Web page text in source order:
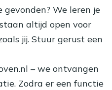
gevonden? We leren je
altijd open voor
jij. Stuur gerust een
– we ontvangen
Zodra er een functie